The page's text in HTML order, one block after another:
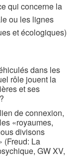
qui concerne la
ou les lignes
et écologiques)
dans les
rôle jouent la
et ses
de connexion,
«royaumes,
divisons
(Freud: La
GW XV,